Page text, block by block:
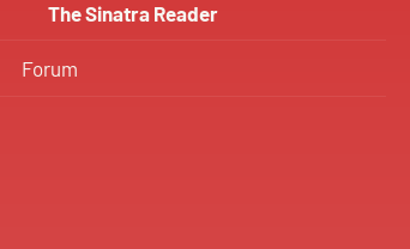
The Sinatra Reader
Forum